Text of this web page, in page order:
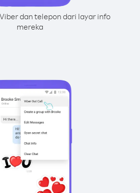
dan telepon dari layar info
mereka